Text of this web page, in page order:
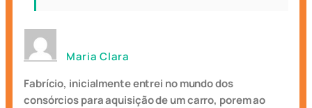
Maria Clara
Fabrício, inicialmente entrei no mundo dos
consórcios para aquisição de um carro, porem ao